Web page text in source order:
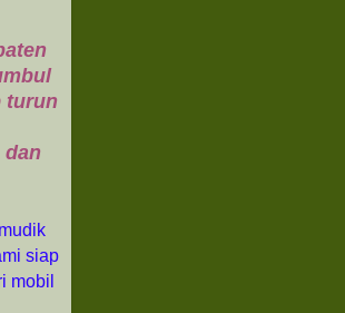
turun
dan
siap
mobil